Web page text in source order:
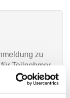
zu
Teilnehmer